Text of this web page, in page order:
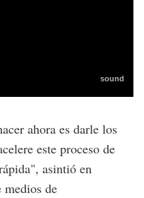
ahora es darle los
este proceso de
asintió en
medios de